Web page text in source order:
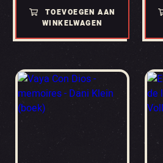
TOEVOEGEN AAN
WINKELWAGEN